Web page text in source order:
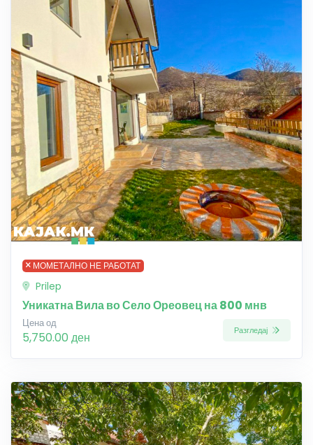
МОМЕТАЛНО НЕ РАБОТАТ
Prilep
Уникатна Вила во Село Ореовец на 800 мнв
Цена од
5,750.00 ден Разгледај